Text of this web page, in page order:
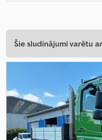
Šie sludinājumi varētu